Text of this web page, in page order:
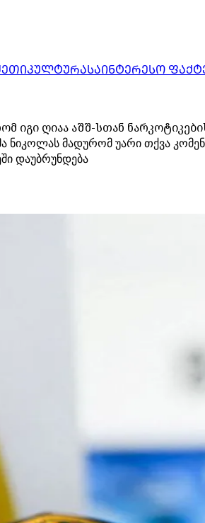
ᲙᲣᲚᲢᲣᲠᲐᲡᲐᲘᲜᲢᲔᲠᲔᲡᲝ
იგი ღიაა აშშ-სთან
ნიკოლას მადურომ უარი თქვა
დაუბრუნდება